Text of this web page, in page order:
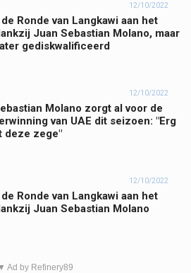
12/10/2022
de Ronde van Langkawi aan het
Juan Sebastian Molano, maar
gediskwalificeerd
12/10/2022
Molano zorgt al voor de
van UAE dit seizoen: "Erg
deze zege"
12/10/2022
de Ronde van Langkawi aan het
Juan Sebastian Molano
Ad by Refinery89